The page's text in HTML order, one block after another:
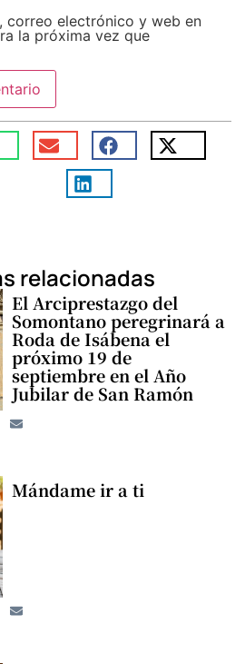
correo electrónico y web en
la próxima vez que
relacionadas
El Arciprestazgo del
Somontano peregrinará a
Roda de Isábena el
próximo 19 de
septiembre en el Año
Jubilar de San Ramón
Mándame ir a ti